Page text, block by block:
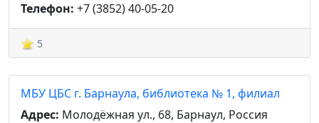
Телефон: +7 (3852) 40-05-20
5
МБУ ЦБС г. Барнаула, библиотека № 1, филиал
Адрес: Молодёжная ул., 68, Барнаул, Россия